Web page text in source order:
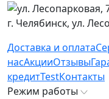
г. Челябинск, ул.
Доставка и оплата
насАкцииОтзывы
кредитTestКонтакты
Режим работы